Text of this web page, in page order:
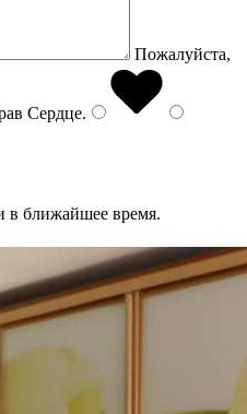
Пожалуйста,
Сердце.
в ближайшее время.